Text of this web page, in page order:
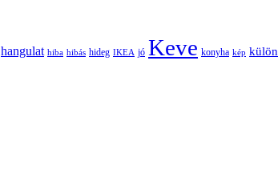
hangulat hiba hibás hideg IKEA jó Keve konyha kép